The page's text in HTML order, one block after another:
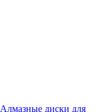
Алмазные диски для